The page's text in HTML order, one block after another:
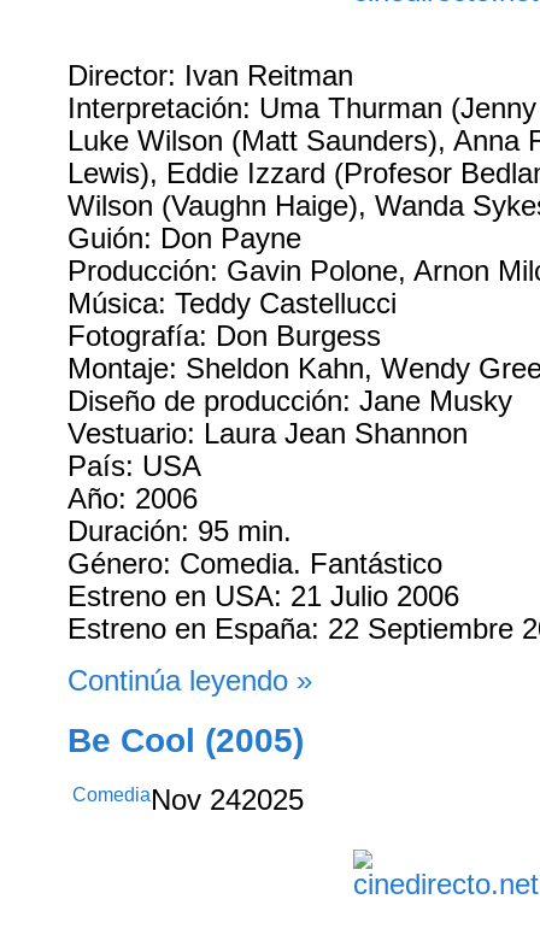
Director: Ivan Reitman
Interpretación: Uma Thurman
Luke Wilson (Matt Saunders), Anna
Lewis), Eddie Izzard (Profesor
Wilson (Vaughn Haige), Wanda
Guión: Don Payne
Producción: Gavin Polone, Arnon
Música: Teddy Castellucci
Fotografía: Don Burgess
Montaje: Sheldon Kahn, Wendy
Diseño de producción: Jane Musky
Vestuario: Laura Jean Shannon
País: USA
Año: 2006
Duración: 95 min.
Género: Comedia. Fantástico
Estreno en USA: 21 Julio 2006
Estreno en España: 22 Septiembre
Continúa leyendo »
Be Cool (2005)
Comedia Nov 242025